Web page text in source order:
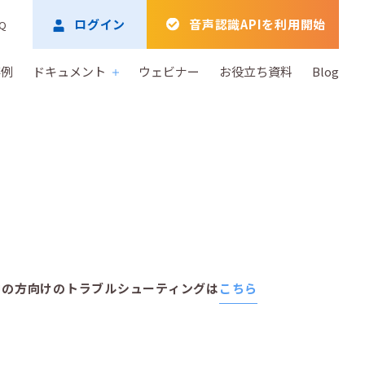
ドキュメント ウェビナー お役立ち資料 Blog
ログイン 音声認識APIを利用開始
方向けのトラブルシューティングはこちら